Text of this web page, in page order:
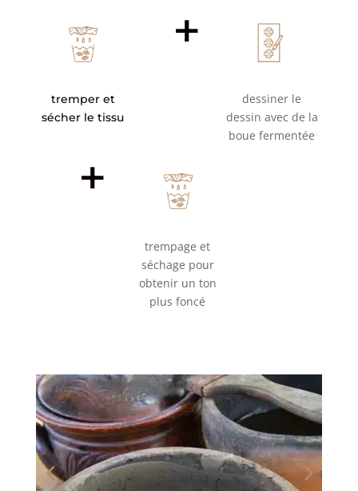
tremper et
sécher le tissu
+
dessiner le
dessin avec de la
boue fermentée
+
trempage et
séchage pour
obtenir un ton
plus foncé